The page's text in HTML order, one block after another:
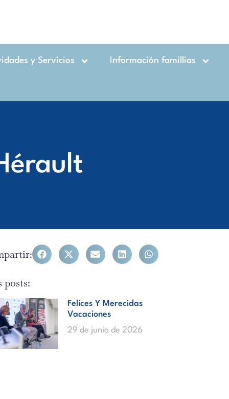
y Servicios Información famillias
posts:
Felices Y Merecidas
Vacaciones
29 de junio de 2026